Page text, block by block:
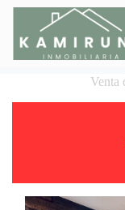
Venta